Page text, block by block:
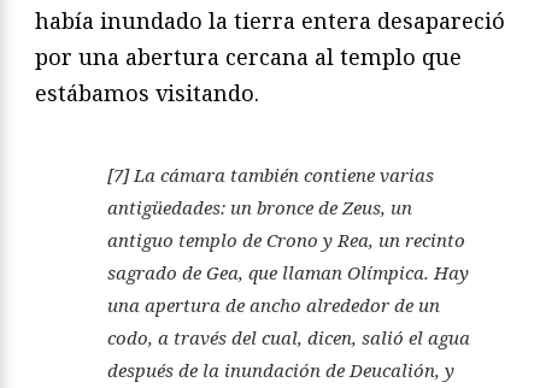
había inundado la tierra entera desapareció
por una abertura cercana al templo que
estábamos visitando.
[7] La cámara también contiene varias
antigüedades: un bronce de Zeus, un
antiguo templo de Crono y Rea, un recinto
sagrado de Gea, que llaman Olímpica. Hay
una apertura de ancho alrededor de un
codo, a través del cual, dicen, salió el agua
después de la inundación de Deucalión, y